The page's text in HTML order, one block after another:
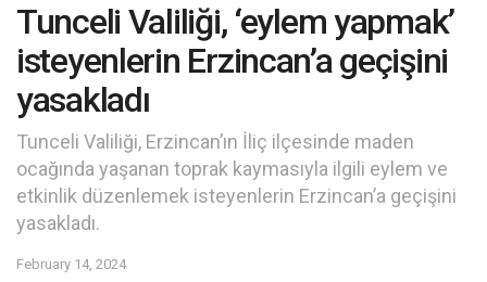
Tunceli Valiliği, ‘eylem yapmak’
isteyenlerin Erzincan’a geçişini
yasakladı
Tunceli Valiliği, Erzincan’ın İliç ilçesinde maden
ocağında yaşanan toprak kaymasıyla ilgili eylem ve
etkinlik düzenlemek isteyenlerin Erzincan’a geçişini
yasakladı.
February 14, 2024